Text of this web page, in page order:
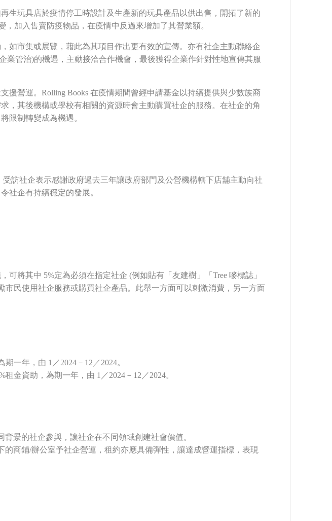
生玩具店於疫情停工時設計及生產新的玩具產品以供出售，開拓了新的
加入售賣防疫物品，在疫情中反過來增加了其營業額。
如市集或展覽，藉此為其項目作出更有效的宣傳。亦有社企主動聯絡企
業管治)的機遇，主動接洽合作機會，最後獲得企業作針對性地宣傳其服
營運。Rolling Books 在疫情期間曾經申請基金以持續提供與少數族裔
，其後機構或學校有相關的資源時會主動購買社企的服務。在社企的角
限制轉變成為機遇。
訪社企表示感謝政府過去三年讓政府部門及公營機構轄下店舖主動向社
社企有持續穩定的發展。
將其中 5%定為必須在指定社企 (例如貼有「友建樹」「Tree 嘜標誌」
民使用社企服務或購買社企產品。此舉一方面可以刺激消費，另一方面
一年，由 1／2024－12／2024。
金資助，為期一年，由 1／2024－12／2024。
景的社企參與，讓社企在不同領域創建社會價值。
商鋪/辦公室予社企營運，租約亦應具備彈性，讓達成營運指標，表現